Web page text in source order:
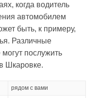
когда водитель
автомобилем
быть, к примеру,
Различные
послужить
Шкаровке.
рядом с вами